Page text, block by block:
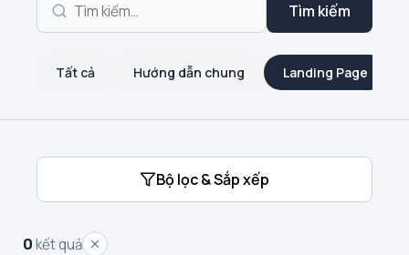
Tìm kiếm
Tất cả Hướng dẫn chung Landing Page
Bộ lọc & Sắp xếp
0kết quả